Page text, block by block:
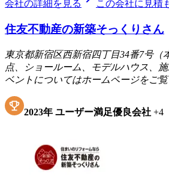
会社の詳細を見る この会社に見積
住友不動産の新築そっくりさん
東京都新宿区西新宿四丁目34番7号（
点、ショールーム、モデルハウス、
ベントについてはホームページをご覧
2023年 ユーザー満足優良会社 +4